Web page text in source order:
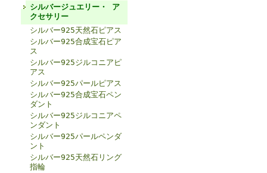
シルバージュエリー・ ア
クセサリー
シルバー925天然石ピアス
シルバー925合成宝石ピア
ス
シルバー925ジルコニアピ
アス
シルバー925パールピアス
シルバー925合成宝石ペン
ダント
シルバー925ジルコニアペ
ンダント
シルバー925パールペンダ
ント
シルバー925天然石リング
指輪